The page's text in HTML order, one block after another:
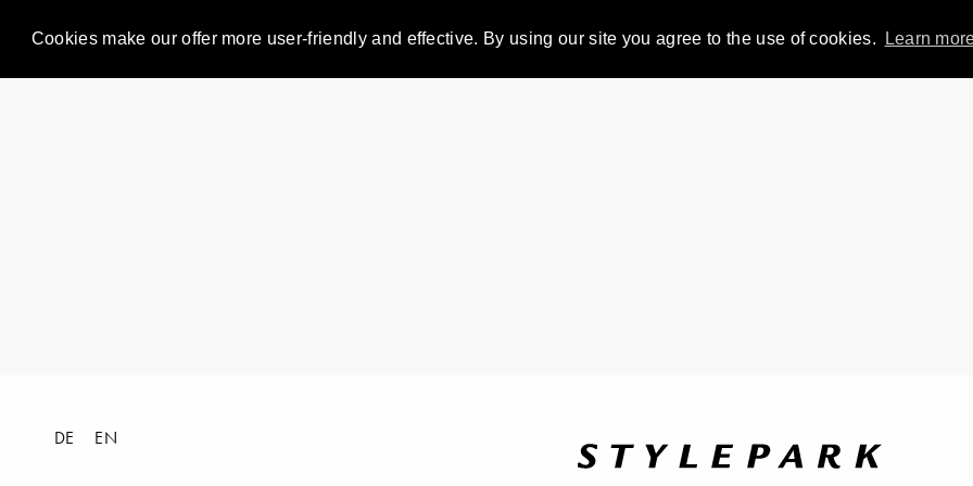
Cookies make our offer more user-friendly and effective. By using our site you agree to the use of cookies. Learn
DE EN